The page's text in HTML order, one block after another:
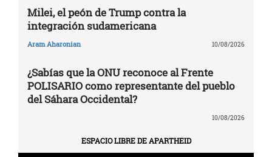
Milei, el peón de Trump contra la
integración sudamericana
Aram Aharonian 10/08/2026
¿Sabías que la ONU reconoce al Frente
POLISARIO como representante del pueblo
del Sáhara Occidental?
10/08/2026
ESPACIO LIBRE DE APARTHEID